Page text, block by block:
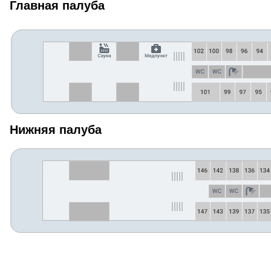
Главная палуба
Нижняя палуба